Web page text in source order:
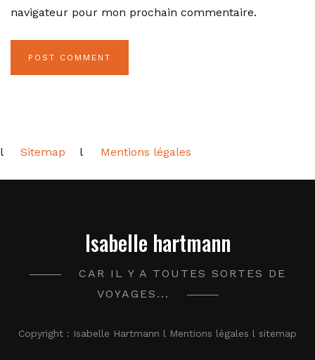
navigateur pour mon prochain commentaire.
l Sitemap l Mentions légales
Isabelle hartmann
CAR IL Y A TOUTES SORTES DE
VOYAGES...
Copyright : Isabelle Hartmann l Mentions légales l sitemap